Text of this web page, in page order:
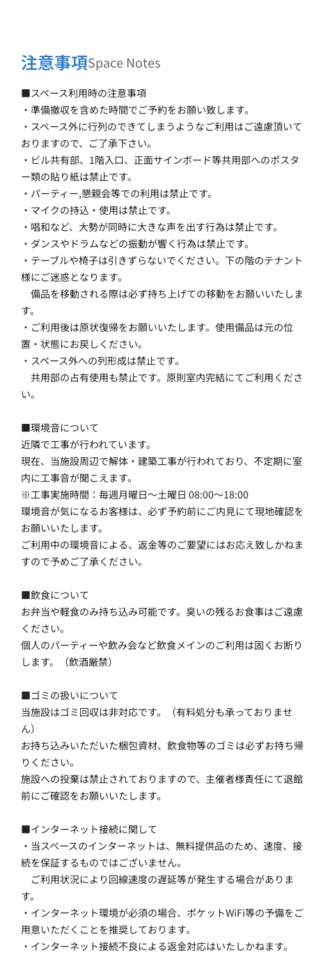
注意事項Space Notes
■スペース利用時の注意事項
・準備撤収を含めた時間でご予約をお願い致します。
・スペース外に行列のできてしまうようなご利用はご遠慮頂いて
おりますので、ご了承下さい。
・ビル共有部、1階入口、正面サインボード等共用部へのポスタ
ー類の貼り紙は禁止です。
・パーティー,懇親会等での利用は禁止です。
・マイクの持込・使用は禁止です。
・唱和など、大勢が同時に大きな声を出す行為は禁止です。
・ダンスやドラムなどの振動が響く行為は禁止です。
・テーブルや椅子は引きずらないでください。下の階のテナント
様にご迷惑となります。
備品を移動される際は必ず持ち上げての移動をお願いいたしま
す。
・ご利用後は原状復帰をお願いいたします。使用備品は元の位
置・状態にお戻しください。
・スペース外への列形成は禁止です。
共用部の占有使用も禁止です。原則室内完結にてご利用くださ
い。
■環境音について
近隣で工事が行われています。
現在、当施設周辺で解体・建築工事が行われており、不定期に室
内に工事音が聞こえます。
※工事実施時間：毎週月曜日～土曜日 08:00～18:00
環境音が気になるお客様は、必ず予約前にご内見にて現地確認を
お願いいたします。
ご利用中の環境音による、返金等のご要望にはお応え致しかねま
すので予めご了承ください。
■飲食について
お弁当や軽食のみ持ち込み可能です。臭いの残るお食事はご遠慮
ください。
個人のパーティーや飲み会など飲食メインのご利用は固くお断り
します。（飲酒厳禁）
■ゴミの扱いについて
当施設はゴミ回収は非対応です。（有料処分も承っておりませ
ん）
お持ち込みいただいた梱包資材、飲食物等のゴミは必ずお持ち帰
りください。
施設への投棄は禁止されておりますので、主催者様責任にて退館
前にご確認をお願いいたします。
■インターネット接続に関して
・当スペースのインターネットは、無料提供品のため、速度、接
続を保証するものではございません。
ご利用状況により回線速度の遅延等が発生する場合がありま
す。
・インターネット環境が必須の場合、ポケットWiFi等の予備をご
用意いただくことを推奨しております。
・インターネット接続不良による返金対応はいたしかねます。